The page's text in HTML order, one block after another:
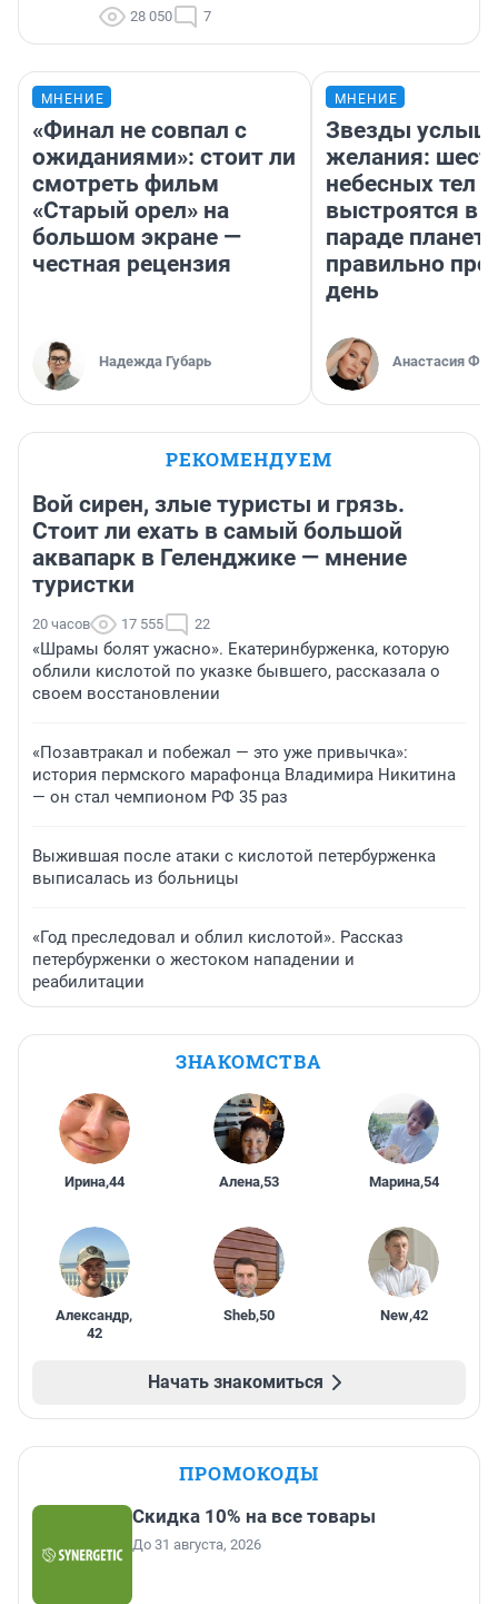
28 050 7
МНЕНИЕ
«Финал не совпал с
ожиданиями»: стоит ли
смотреть фильм
«Старый орел» на
большом экране —
честная рецензия
Надежда Губарь
МНЕНИЕ
Звезды
желания:
небесных тел
выстроятся в
параде планет
правильно
день
Анастасия
РЕКОМЕНДУЕМ
Вой сирен, злые туристы и грязь.
Стоит ли ехать в самый большой
аквапарк в Геленджике — мнение
туристки
20 часов 17 555 22
«Шрамы болят ужасно». Екатеринбурженка, которую
облили кислотой по указке бывшего, рассказала о
своем восстановлении
«Позавтракал и побежал — это уже привычка»:
история пермского марафонца Владимира Никитина
— он стал чемпионом РФ 35 раз
Выжившая после атаки с кислотой петербурженка
выписалась из больницы
«Год преследовал и облил кислотой». Рассказ
петербурженки о жестоком нападении и
реабилитации
ЗНАКОМСТВА
Ирина,44 Алена,53 Марина,54
Александр,
42
Sheb,50 New,42
Начать знакомиться
ПРОМОКОДЫ
Скидка 10% на все товары
До 31 августа, 2026